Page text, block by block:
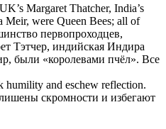
Margaret Thatcher, India’s
Meir, were Queen Bees; all of
первопроходцев,
Тэтчер, индийская Индира
были «королевами пчёл». Все
humility and eschew reflection.
скромности и избегают